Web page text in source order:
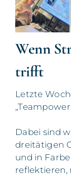
Wenn
trifft
Letzte
Dabei sind
dreitätigen
und in
reflektieren,